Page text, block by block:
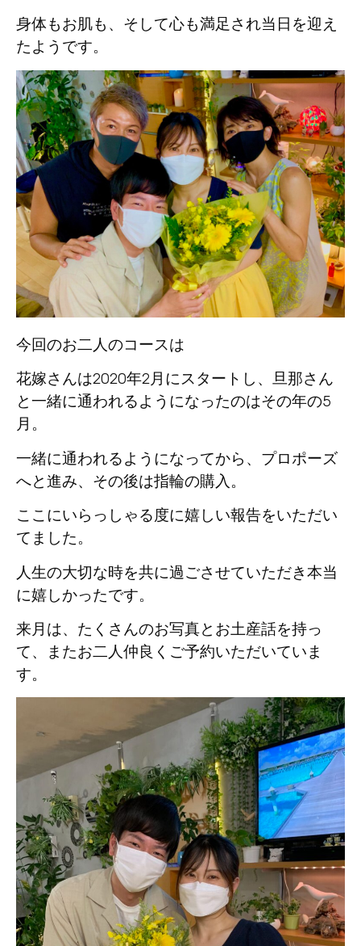
身体もお肌も、そして心も満足され当日を迎え
たようです。
今回のお二人のコースは
花嫁さんは2020年2月にスタートし、旦那さん
と一緒に通われるようになったのはその年の5
月。
一緒に通われるようになってから、プロポーズ
へと進み、その後は指輪の購入。
ここにいらっしゃる度に嬉しい報告をいただい
てました。
人生の大切な時を共に過ごさせていただき本当
に嬉しかったです。
来月は、たくさんのお写真とお土産話を持っ
て、またお二人仲良くご予約いただいていま
す。